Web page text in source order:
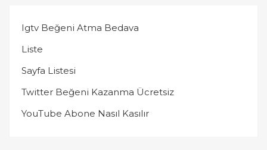
Igtv Beğeni Atma Bedava
Liste
Sayfa Listesi
Twitter Beğeni Kazanma Ücretsiz
YouTube Abone Nasıl Kasılır